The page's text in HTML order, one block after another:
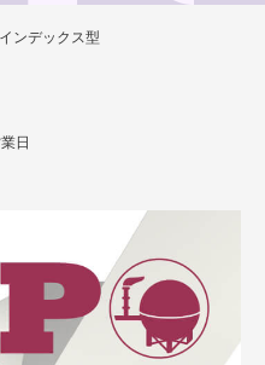
ンデックス型
日